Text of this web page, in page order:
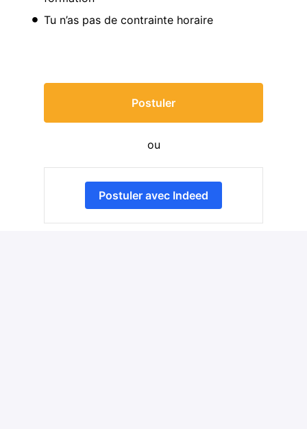
Tu n’as pas de contrainte horaire
Postuler
ou
Postuler avec Indeed